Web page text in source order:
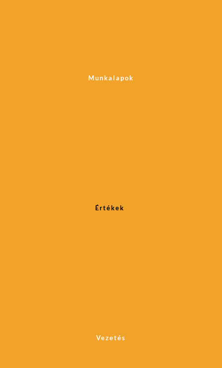
Munkalapok
Értékek
Vezetés